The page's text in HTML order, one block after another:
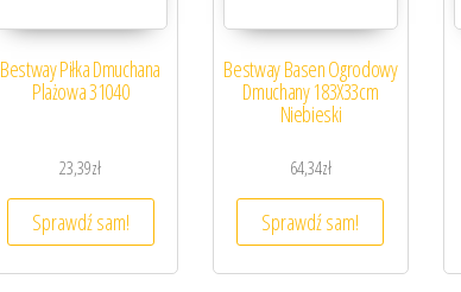
Bestway Piłka Dmuchana
Plażowa 31040
23,39zł
Sprawdź sam!
Bestway Basen Ogrodowy
Dmuchany 183X33cm
Niebieski
64,34zł
Sprawdź sam!